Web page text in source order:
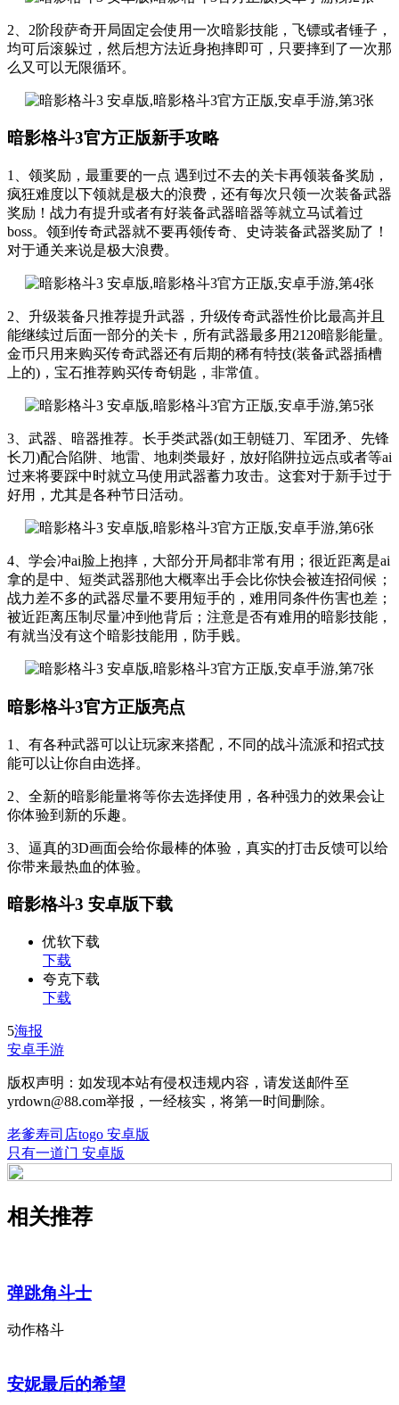
2、2阶段萨奇开局固定会使用一次暗影技能，飞镖或者锤子，
均可后滚躲过，然后想方法近身抱摔即可，只要摔到了一次那
么又可以无限循环。
暗影格斗3官方正版新手攻略
1、领奖励，最重要的一点 遇到过不去的关卡再领装备奖励，
疯狂难度以下领就是极大的浪费，还有每次只领一次装备武器
奖励！战力有提升或者有好装备武器暗器等就立马试着过
boss。领到传奇武器就不要再领传奇、史诗装备武器奖励了！
对于通关来说是极大浪费。
2、升级装备只推荐提升武器，升级传奇武器性价比最高并且
能继续过后面一部分的关卡，所有武器最多用2120暗影能量。
金币只用来购买传奇武器还有后期的稀有特技(装备武器插槽
上的)，宝石推荐购买传奇钥匙，非常值。
3、武器、暗器推荐。长手类武器(如王朝链刀、军团矛、先锋
长刀)配合陷阱、地雷、地刺类最好，放好陷阱拉远点或者等ai
过来将要踩中时就立马使用武器蓄力攻击。这套对于新手过于
好用，尤其是各种节日活动。
4、学会冲ai脸上抱摔，大部分开局都非常有用；很近距离是ai
拿的是中、短类武器那他大概率出手会比你快会被连招伺候；
战力差不多的武器尽量不要用短手的，难用同条件伤害也差；
被近距离压制尽量冲到他背后；注意是否有难用的暗影技能，
有就当没有这个暗影技能用，防手贱。
暗影格斗3官方正版亮点
1、有各种武器可以让玩家来搭配，不同的战斗流派和招式技
能可以让你自由选择。
2、全新的暗影能量将等你去选择使用，各种强力的效果会让
你体验到新的乐趣。
3、逼真的3D画面会给你最棒的体验，真实的打击反馈可以给
你带来最热血的体验。
暗影格斗3 安卓版下载
优软下载
下载
夸克下载
下载
5海报
安卓手游
版权声明：如发现本站有侵权违规内容，请发送邮件至
yrdown@88.com举报，一经核实，将第一时间删除。
老爹寿司店togo 安卓版
只有一道门 安卓版
相关推荐
弹跳角斗士
动作格斗
安妮最后的希望